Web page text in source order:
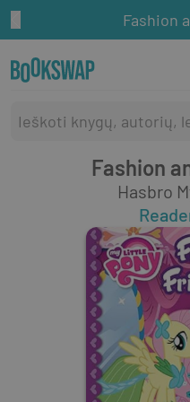
Fashion
Fashion
Hasbro